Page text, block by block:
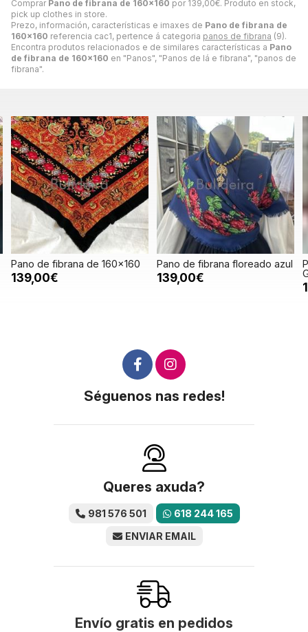
Comprar Pano de fibrana de 160x160 por 139,00€. Produto en stock,
pick up clothes in store.
Prezo, información, características e imaxes de Pano de fibrana de
160x160 referencia cac1, pertence á categoria panos de fibrana (9).
Encontra produtos relacionados e de similares características a Pano
de fibrana de 160x160 en "Panos", "Panos de lá e fibrana", "panos de
fibrana".
Pano de fibrana de 160x160
139,00€
Pano de fibrana floreado azul
139,00€
Séguenos nas redes!
Queres axuda?
981 576 501
618 244 165
ENVIAR EMAIL
Envío gratis en pedidos